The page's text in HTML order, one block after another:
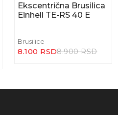
Ekscentrična Brusilica
Einhell TE-RS 40 E
Brusilice
8.100 RSD8.900 RSD